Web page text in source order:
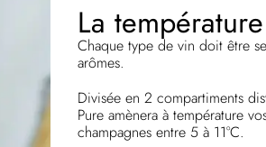
La
Chaque type de vin doit être
arômes.
Divisée en 2 compartiments
Pure amènera à température
champagnes entre 5 à 11°C.